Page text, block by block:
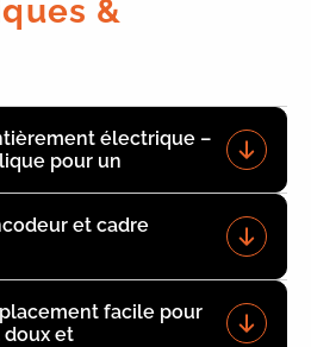
&
électrique –
pour un
et cadre
facile pour
et